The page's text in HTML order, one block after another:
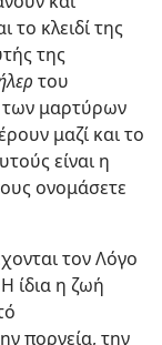
το κλειδί της
της
του
των μαρτύρων
μαζί και το
είναι η
ονομάσετε
τον Λόγο
ίδια η ζωή
πορνεία, την